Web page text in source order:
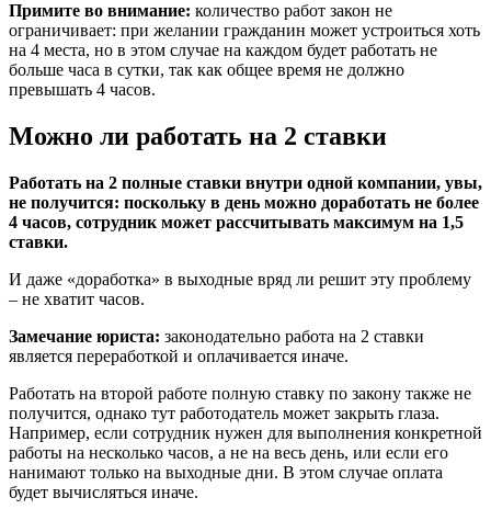
Примите во внимание: количество работ закон не
ограничивает: при желании гражданин может устроиться хоть
на 4 места, но в этом случае на каждом будет работать не
больше часа в сутки, так как общее время не должно
превышать 4 часов.
Можно ли работать на 2 ставки
Работать на 2 полные ставки внутри одной компании, увы,
не получится: поскольку в день можно доработать не более
4 часов, сотрудник может рассчитывать максимум на 1,5
ставки.
И даже «доработка» в выходные вряд ли решит эту проблему
– не хватит часов.
Замечание юриста: законодательно работа на 2 ставки
является переработкой и оплачивается иначе.
Работать на второй работе полную ставку по закону также не
получится, однако тут работодатель может закрыть глаза.
Например, если сотрудник нужен для выполнения конкретной
работы на несколько часов, а не на весь день, или если его
нанимают только на выходные дни. В этом случае оплата
будет вычисляться иначе.